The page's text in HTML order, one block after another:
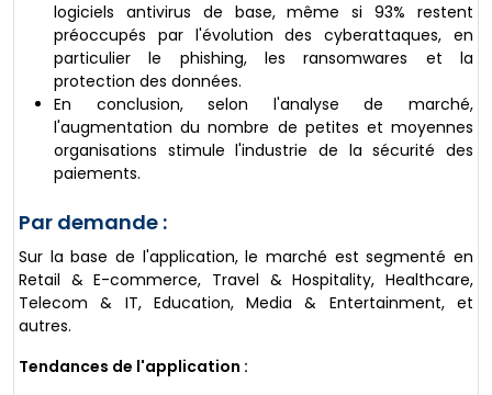
logiciels antivirus de base, même si 93% restent
préoccupés par l'évolution des cyberattaques, en
particulier le phishing, les ransomwares et la
protection des données.
En conclusion, selon l'analyse de marché,
l'augmentation du nombre de petites et moyennes
organisations stimule l'industrie de la sécurité des
paiements.
Par demande :
Sur la base de l'application, le marché est segmenté en
Retail & E-commerce, Travel & Hospitality, Healthcare,
Telecom & IT, Education, Media & Entertainment, et
autres.
Tendances de l'application :